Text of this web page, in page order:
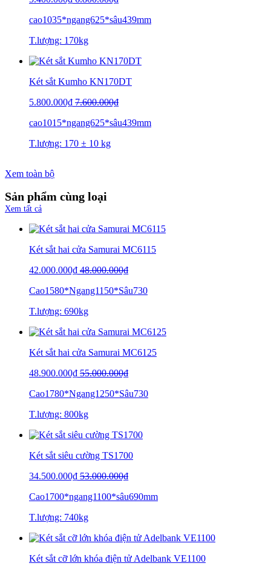
cao1035*ngang625*sâu439mm
T.lượng: 170kg
Két sắt Kumho KN170DT
5.800.000₫ 7.600.000₫
cao1015*ngang625*sâu439mm
T.lượng: 170 ± 10 kg
Xem toàn bộ
Sản phẩm cùng loại
Xem tất cả
Két sắt hai cửa Samurai MC6115
42.000.000₫ 48.000.000₫
Cao1580*Ngang1150*Sâu730
T.lượng: 690kg
Két sắt hai cửa Samurai MC6125
48.900.000₫ 55.000.000₫
Cao1780*Ngang1250*Sâu730
T.lượng: 800kg
Két sắt siêu cường TS1700
34.500.000₫ 53.000.000₫
Cao1700*ngang1100*sâu690mm
T.lượng: 740kg
Két sắt cỡ lớn khóa điện tử Adelbank VE1100